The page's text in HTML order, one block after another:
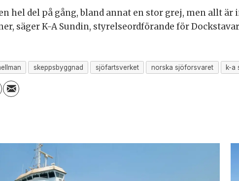
hel del på gång, bland annat en stor grej, men allt
säger K-A Sundin, styrelseordförande för
skeppsbyggnad sjöfartsverket norska sjöforsvaret k-a